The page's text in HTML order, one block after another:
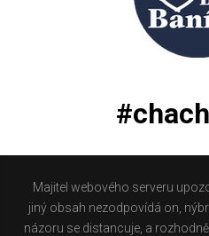
Majitel webového serveru
jiný obsah nezodpovídá on,
názoru se distancuje, a